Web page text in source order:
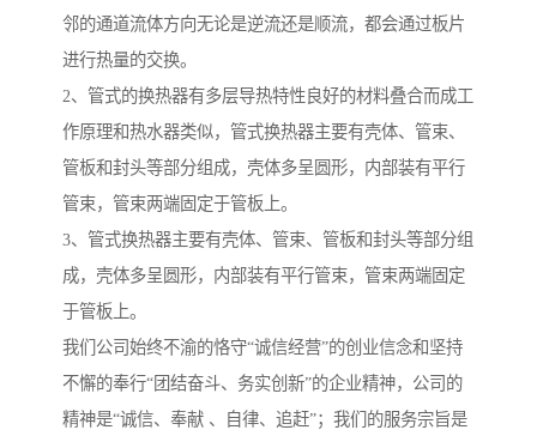
邻的通道流体方向无论是逆流还是顺流，都会通过板片
进行热量的交换。
2、管式的换热器有多层导热特性良好的材料叠合而成工
作原理和热水器类似，管式换热器主要有壳体、管束、
管板和封头等部分组成，壳体多呈圆形，内部装有平行
管束，管束两端固定于管板上。
3、管式换热器主要有壳体、管束、管板和封头等部分组
成，壳体多呈圆形，内部装有平行管束，管束两端固定
于管板上。
我们公司始终不渝的恪守“诚信经营”的创业信念和坚持
不懈的奉行“团结奋斗、务实创新”的企业精神，公司的
精神是“诚信、奉献 、自律、追赶”；我们的服务宗旨是